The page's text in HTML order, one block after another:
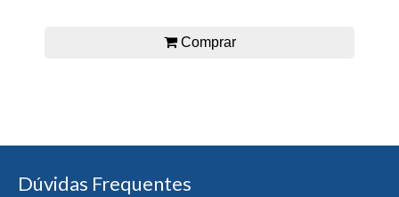
Comprar
Dúvidas Frequentes